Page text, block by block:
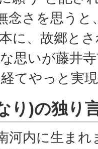
念さを思うと
に、故郷と
思いが藤井
てやっと実
り)の独り
河内に生ま